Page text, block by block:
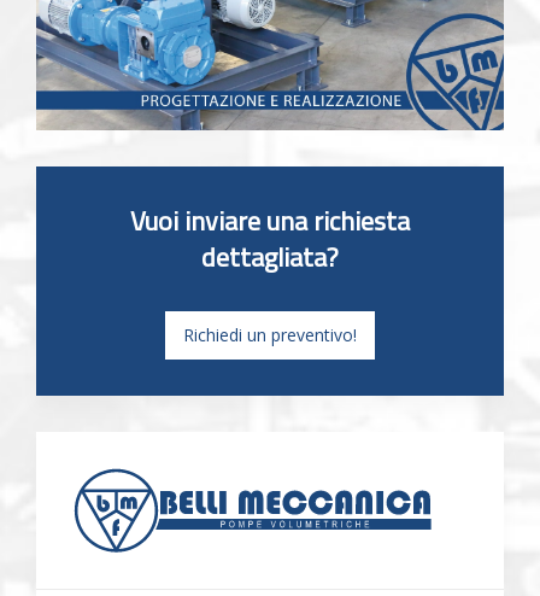
Vuoi inviare una richiesta
dettagliata?
Richiedi un preventivo!